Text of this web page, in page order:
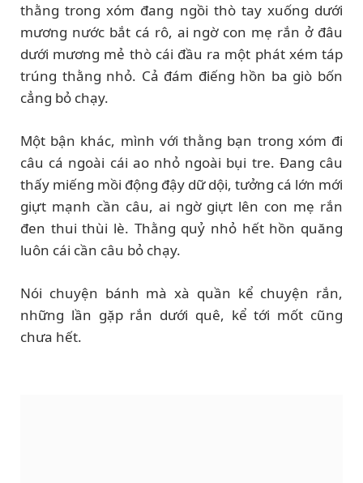
thằng trong xóm đang ngồi thò tay xuống dưới
mương nước bắt cá rô, ai ngờ con mẹ rắn ở đâu
dưới mương mẻ thò cái đầu ra một phát xém táp
trúng thằng nhỏ. Cả đám điếng hồn ba giò bốn
cẳng bỏ chạy.
Một bận khác, mình với thằng bạn trong xóm đi
câu cá ngoài cái ao nhỏ ngoài bụi tre. Đang câu
thấy miếng mồi động đậy dữ dội, tưởng cá lớn mới
giựt mạnh cần câu, ai ngờ giựt lên con mẹ rắn
đen thui thùi lè. Thằng quỷ nhỏ hết hồn quăng
luôn cái cần câu bỏ chạy.
Nói chuyện bánh mà xà quần kể chuyện rắn,
những lần gặp rắn dưới quê, kể tới mốt cũng
chưa hết.